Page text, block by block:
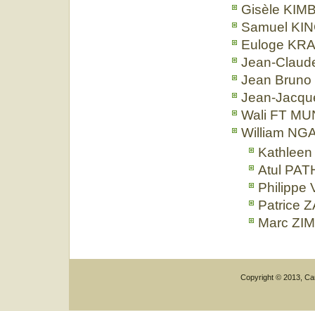
Gisèle
Samuel
Euloge
Jean-
Jean Bruno
Jean-
Wali FT
William
Atul
Philippe
Patrice
Marc
Copyright © 2013,